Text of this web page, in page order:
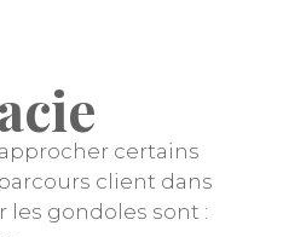
certains
client dans
gondoles sont :